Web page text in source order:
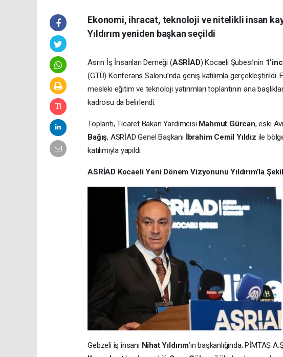
Ekonomi, ihracat, teknoloji ve nitelikli insan
Yıldırım yeniden başkan seçildi
Asrın İş İnsanları Derneği (ASRİAD) Kocaeli Şubesi’nin
(GTÜ) Konferans Salonu’nda geniş katılımla
mesleki eğitim ve teknoloji yatırımları toplantının ana
kadrosu da belirlendi.
Toplantı, Ticaret Bakan Yardımcısı Mahmut Gürcan, eski
Bağış, ASRİAD Genel Başkanı İbrahim Cemil Yıldız ile
katılımıyla yapıldı.
ASRİAD Kocaeli Yeni Dönem Vizyonunu Yıldırım’la
Gebzeli iş insanı Nihat Yıldırım’ın başkanlığında; PİMTAŞ